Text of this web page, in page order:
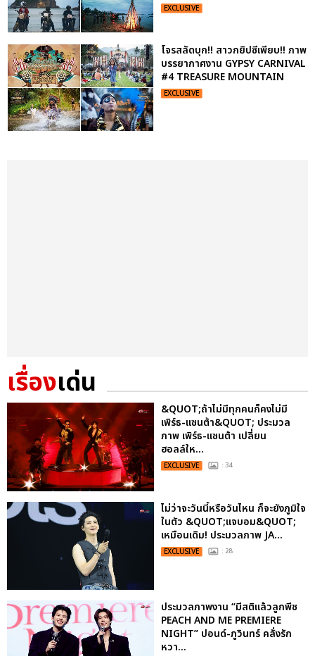
EXCLUSIVE
โจรสลัดบุก!! สาวกยิปซีเพียบ!! ภาพ
บรรยากาศงาน GYPSY CARNIVAL
#4 TREASURE MOUNTAIN
EXCLUSIVE
เรื่องเด่น
&QUOT;ถ้าไม่มีทุกคนก็คงไม่มี
เพิร์ธ-แซนต้า&QUOT; ประมวล
ภาพ เพิร์ธ-แซนต้า เปลี่ยน
ฮอลล์ให...
EXCLUSIVE : 34
ไม่ว่าจะวันนี้หรือวันไหน ก็จะยังภูมิใจ
ในตัว &QUOT;แจบอม&QUOT;
เหมือนเดิม! ประมวลภาพ JA...
EXCLUSIVE : 28
ประมวลภาพงาน “มีสติแล้วลูกพีช
PEACH AND ME PREMIERE
NIGHT” ปอนด์-ภูวินทร์ คลั่งรัก
หวา...